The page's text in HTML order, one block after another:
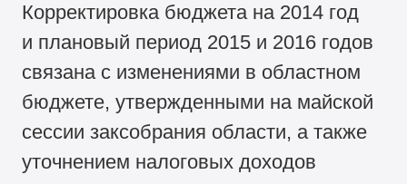
Корректировка бюджета на 2014 год
и плановый период 2015 и 2016 годов
связана с изменениями в областном
бюджете, утвержденными на майской
сессии заксобрания области, а также
уточнением налоговых доходов